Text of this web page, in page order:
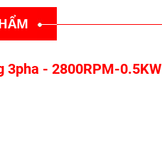
3pha - 2800RPM-0.5KW